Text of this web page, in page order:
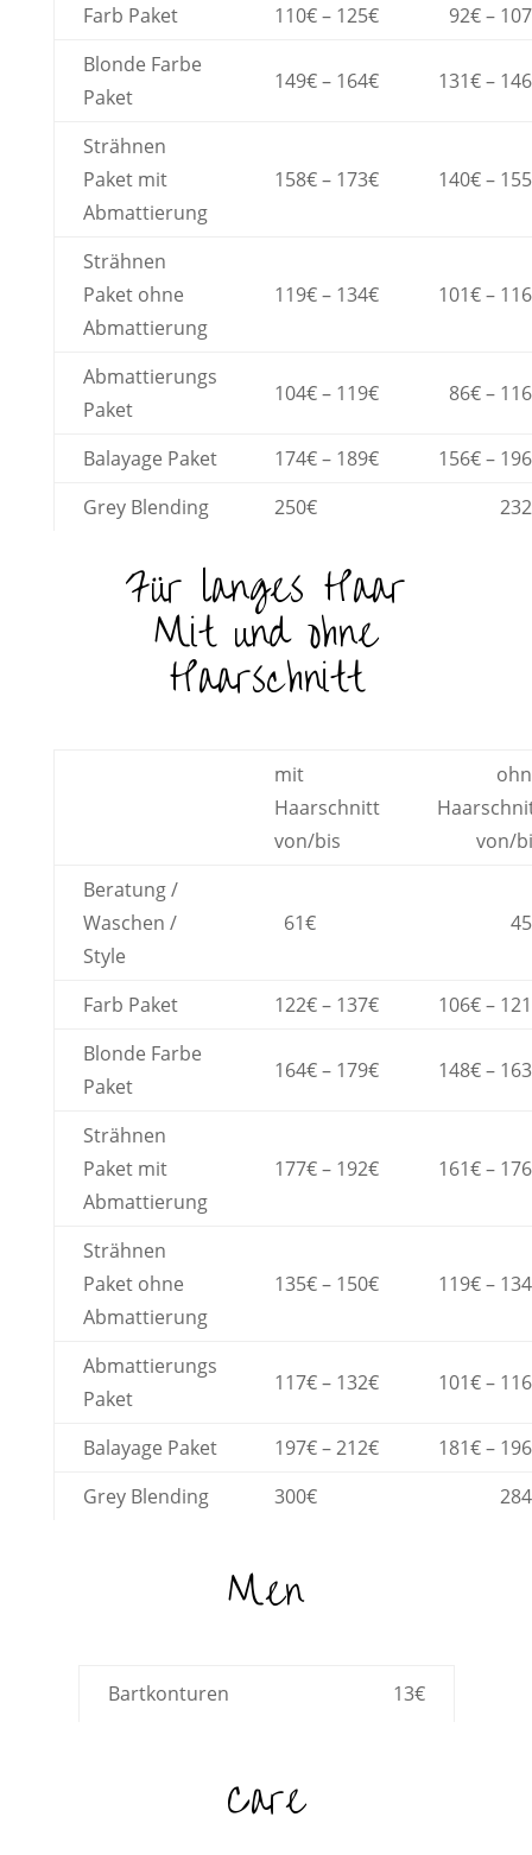
Farb Paket 110€ – 125€
92€ –
Blonde Farbe
Paket
149€ – 164€ 131€ –
Strähnen
Paket mit
Abmattierung
158€ – 173€ 140€ –
Strähnen
Paket ohne
Abmattierung
119€ – 134€ 101€ –
Abmattierungs
Paket
104€ – 119€ 86€ –
Balayage Paket 174€ – 189€
156€ –
Grey Blending
250€
Für langes Haar
Mit und ohne
Haarschnitt
mit
Haarschnitt
von/bis
von/
Beratung /
Waschen /
Style
61€
Farb Paket 122€ – 137€
106€ –
Blonde Farbe
Paket
164€ – 179€ 148€ –
Strähnen
Paket mit
Abmattierung
177€ – 192€ 161€ –
Strähnen
Paket ohne
Abmattierung
135€ – 150€ 119€ –
Abmattierungs
Paket
117€ – 132€ 101€ –
Balayage Paket 197€ – 212€
181€ –
Grey Blending
300€
Men
Bartkonturen 13€
Care